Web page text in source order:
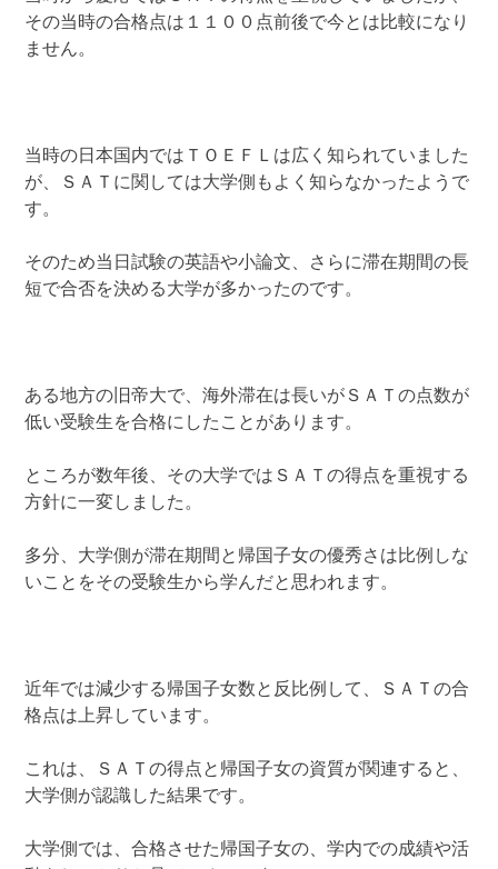
その当時の合格点は１１００点前後で今とは比較になり
ません。
当時の日本国内ではＴＯＥＦＬは広く知られていました
が、ＳＡＴに関しては大学側もよく知らなかったようで
す。
そのため当日試験の英語や小論文、さらに滞在期間の長
短で合否を決める大学が多かったのです。
ある地方の旧帝大で、海外滞在は長いがＳＡＴの点数が
低い受験生を合格にしたことがあります。
ところが数年後、その大学ではＳＡＴの得点を重視する
方針に一変しました。
多分、大学側が滞在期間と帰国子女の優秀さは比例しな
いことをその受験生から学んだと思われます。
近年では減少する帰国子女数と反比例して、ＳＡＴの合
格点は上昇しています。
これは、ＳＡＴの得点と帰国子女の資質が関連すると、
大学側が認識した結果です。
大学側では、合格させた帰国子女の、学内での成績や活